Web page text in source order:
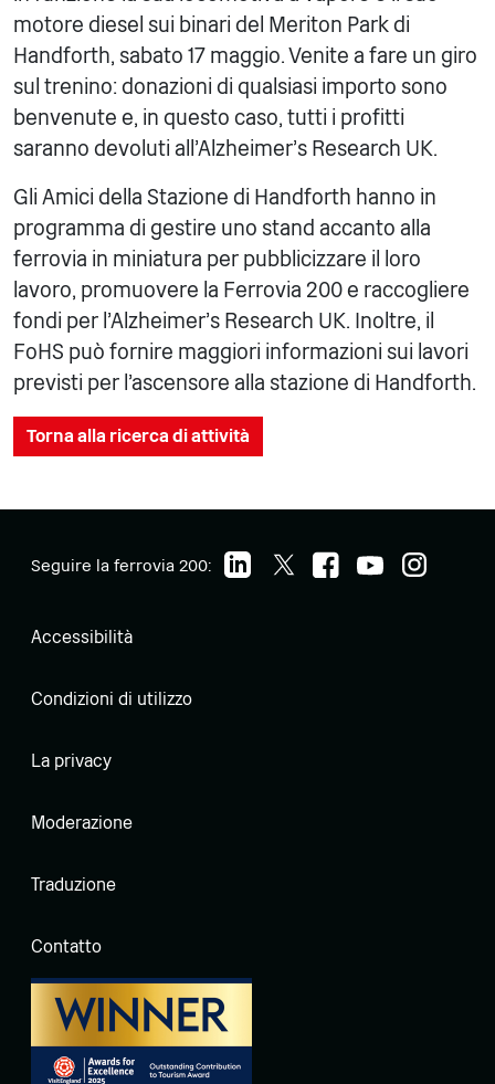
motore diesel sui binari del Meriton Park di
Handforth, sabato 17 maggio. Venite a fare un giro
sul trenino: donazioni di qualsiasi importo sono
benvenute e, in questo caso, tutti i profitti
saranno devoluti all'Alzheimer's Research UK.
Gli Amici della Stazione di Handforth hanno in
programma di gestire uno stand accanto alla
ferrovia in miniatura per pubblicizzare il loro
lavoro, promuovere la Ferrovia 200 e raccogliere
fondi per l'Alzheimer's Research UK. Inoltre, il
FoHS può fornire maggiori informazioni sui lavori
previsti per l'ascensore alla stazione di Handforth.
Torna alla ricerca di attività
Seguire la ferrovia 200:
Accessibilità
Condizioni di utilizzo
La privacy
Moderazione
Traduzione
Contatto